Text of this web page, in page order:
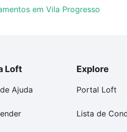
em Vila Progresso
Loft
Ajuda
Explore
Portal Loft
Lista de